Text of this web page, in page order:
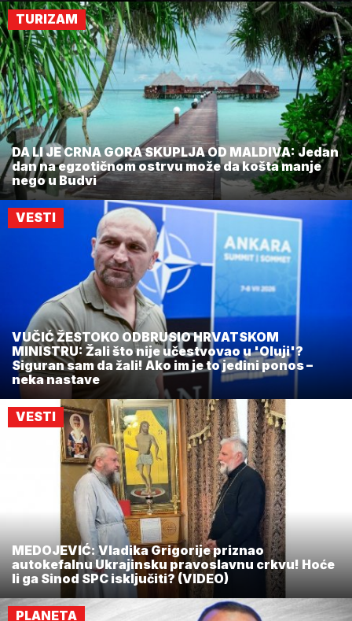
TURIZAM
DA LI JE CRNA GORA SKUPLJA OD MALDIVA: Jedan
dan na egzotičnom ostrvu može da košta manje
nego u Budvi
VESTI
VUČIĆ ŽESTOKO ODBRUSIO HRVATSKOM
MINISTRU: Žali što nije učestvovao u 'Oluji'?
Siguran sam da žali! Ako im je to jedini ponos –
neka nastave
VESTI
MEDOJEVIĆ: Vladika Grigorije priznao
autokefalnu Ukrajinsku pravoslavnu crkvu! Hoće
li ga Sinod SPC isključiti? (VIDEO)
PLANETA